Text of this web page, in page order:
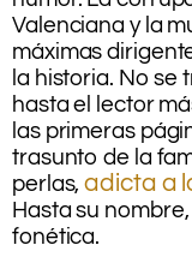
Valenciana y la
máximas
la historia. No se
hasta el lector
las primeras
trasunto de la
perlas,adicta a
Hasta su
fonética.